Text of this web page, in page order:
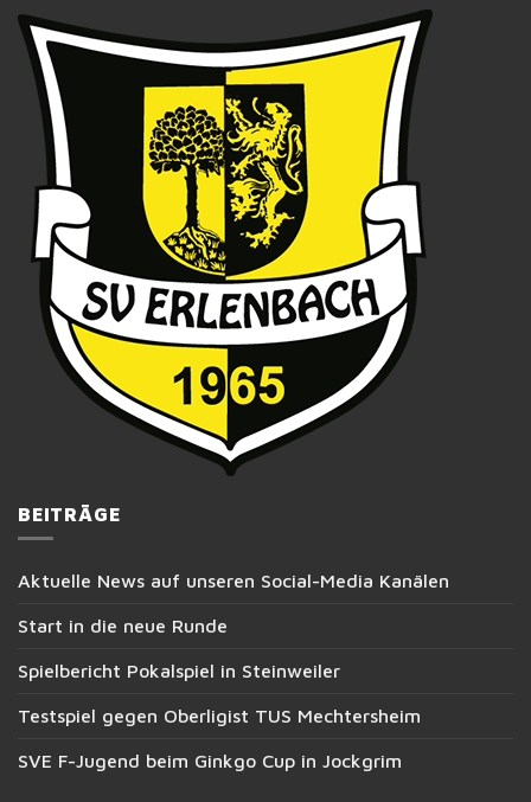
BEITRÄGE
Aktuelle News auf unseren Social-Media Kanälen
Start in die neue Runde
Spielbericht Pokalspiel in Steinweiler
Testspiel gegen Oberligist TUS Mechtersheim
SVE F-Jugend beim Ginkgo Cup in Jockgrim